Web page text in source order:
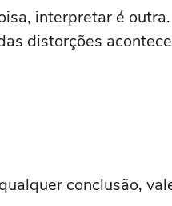
interpretar é
distorções
conclusão,